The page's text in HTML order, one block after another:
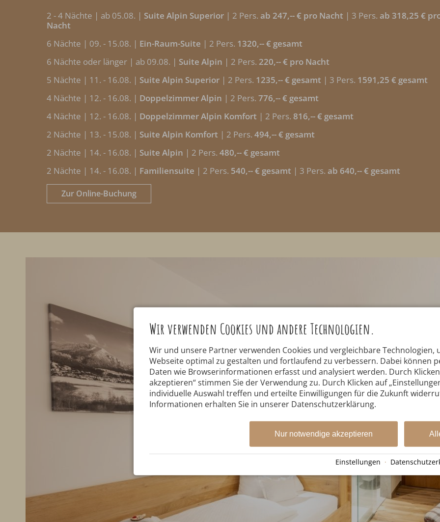
2 - 4 Nächte | ab 05.08. | Suite Alpin Superior| 2 Pers. ab 247,-- € pro Nacht | 3 Pers. ab 318,25 €
Nacht
6 Nächte | 09. - 15.08. | Ein-Raum-Suite | 2 Pers. 1320,-- € gesamt
6 Nächte oder länger | ab 09.08. | Suite Alpin | 2 Pers. 220,-- € pro Nacht
5 Nächte | 11. - 16.08. | Suite Alpin Superior| 2 Pers. 1235,-- € gesamt | 3 Pers. 1591,25 € gesamt
4 Nächte | 12. - 16.08. | Doppelzimmer Alpin | 2 Pers. 776,-- € gesamt
4 Nächte | 12. - 16.08. | Doppelzimmer Alpin Komfort | 2 Pers. 816,-- € gesamt
2 Nächte | 13. - 15.08. | Suite Alpin Komfort | 2 Pers. 494,-- € gesamt
2 Nächte | 14. - 16.08. | Suite Alpin | 2 Pers. 480,-- € gesamt
2 Nächte | 14. - 16.08. | Familiensuite | 2 Pers. 540,-- € gesamt | 3 Pers. ab 640,-- € gesamt
Zur Online-Buchung
Wir verwenden Cookies und andere Technologien.
Wir und unsere Partner verwenden Cookies und vergleichbare Technologien,
Webseite optimal zu gestalten und fortlaufend zu verbessern. Dabei können
Daten wie Browserinformationen erfasst und analysiert werden. Durch
akzeptieren“ stimmen Sie der Verwendung zu. Durch Klicken auf
individuelle Auswahl treffen und erteilte Einwilligungen für die Zukunft
Informationen erhalten Sie in unserer Datenschutzerklärung.
Nur notwendige akzeptieren
Einstellungen ·